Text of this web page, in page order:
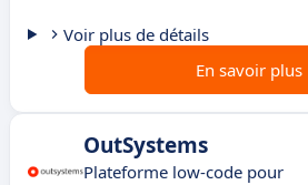
Voir plus de détails
En savoir plus
OutSystems
Plateforme low-code pour